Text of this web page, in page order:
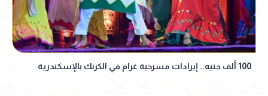
100 ألف جنيه.. إيرادات مسرحية غرام في الكرنك بالإسكندرية